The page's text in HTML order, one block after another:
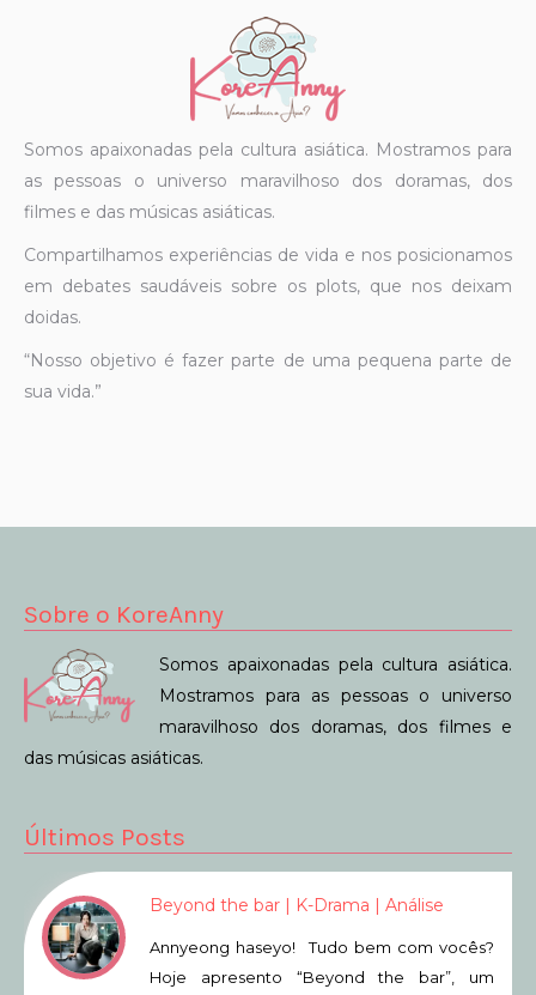
Somos apaixonadas pela cultura asiática. Mostramos para
as pessoas o universo maravilhoso dos doramas, dos
filmes e das músicas asiáticas.
Compartilhamos experiências de vida e nos posicionamos
em debates saudáveis sobre os plots, que nos deixam
doidas.
“Nosso objetivo é fazer parte de uma pequena parte de
sua vida.”
Sobre o KoreAnny
Somos apaixonadas pela cultura asiática.
Mostramos para as pessoas o universo
maravilhoso dos doramas, dos filmes e
das músicas asiáticas.
Últimos Posts
Beyond the bar | K-Drama | Análise
Annyeong haseyo! Tudo bem com vocês?
Hoje apresento “Beyond the bar”, um